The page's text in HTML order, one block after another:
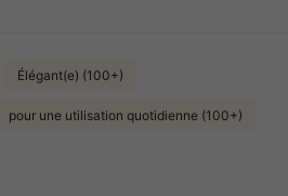
Élégant(e) (100+)
pour une utilisation quotidienne (100+)